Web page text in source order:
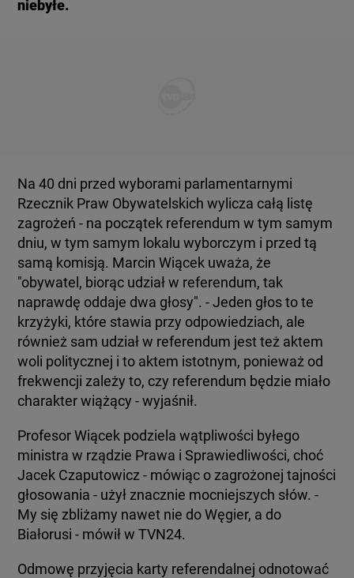
niebyłe.
Na 40 dni przed wyborami parlamentarnymi
Rzecznik Praw Obywatelskich wylicza całą listę
zagrożeń - na początek referendum w tym samym
dniu, w tym samym lokalu wyborczym i przed tą
samą komisją. Marcin Wiącek uważa, że
"obywatel, biorąc udział w referendum, tak
naprawdę oddaje dwa głosy". - Jeden głos to te
krzyżyki, które stawia przy odpowiedziach, ale
również sam udział w referendum jest też aktem
woli politycznej i to aktem istotnym, ponieważ od
frekwencji zależy to, czy referendum będzie miało
charakter wiążący - wyjaśnił.
Profesor Wiącek podziela wątpliwości byłego
ministra w rządzie Prawa i Sprawiedliwości, choć
Jacek Czaputowicz - mówiąc o zagrożonej tajności
głosowania - użył znacznie mocniejszych słów. -
My się zbliżamy nawet nie do Węgier, a do
Białorusi - mówił w TVN24.
Odmowę przyjęcia karty referendalnej odnotować